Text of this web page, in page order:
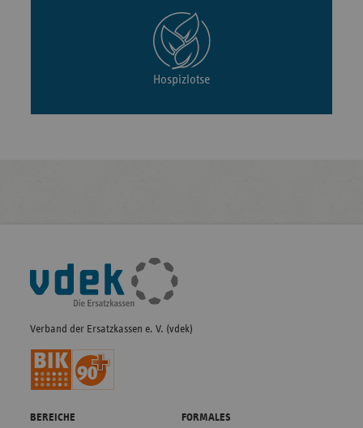
Hospizlotse
Fußleisten-
Navigation
Verband der Ersatzkassen e. V. (vdek)
BEREICHE FORMALES